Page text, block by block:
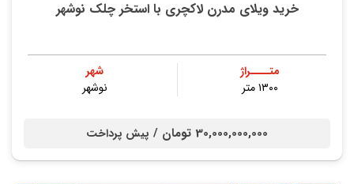
خرید ویلای مدرن لاکچری با استخر چلک نوشهر
متــــراژ
۱۳۰۰ متر
شهر
نوشهر
30,000,000,000 تومان / پیش پرداخت